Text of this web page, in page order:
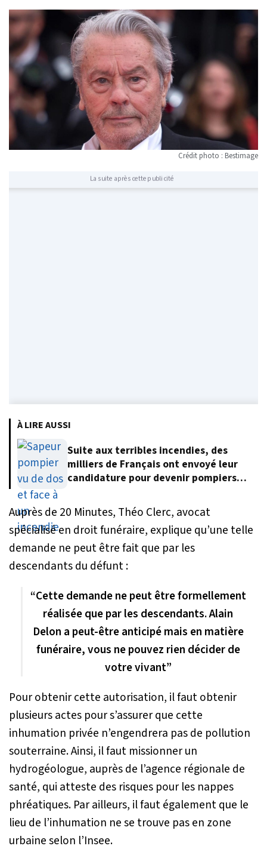
Crédit photo : Bestimage
La suite après cette publicité
À LIRE AUSSI
Suite aux terribles incendies, des
milliers de Français ont envoyé leur
candidature pour devenir pompiers
Auprès de 20 Minutes, Théo Clerc, avocat
spécialisé en droit funéraire, explique qu’une telle
demande ne peut être fait que par les
descendants du défunt :
“Cette demande ne peut être formellement
réalisée que par les descendants. Alain
Delon a peut-être anticipé mais en matière
funéraire, vous ne pouvez rien décider de
votre vivant”
Pour obtenir cette autorisation, il faut obtenir
plusieurs actes pour s’assurer que cette
inhumation privée n’engendrera pas de pollution
souterraine. Ainsi, il faut missionner un
hydrogéologue, auprès de l’agence régionale de
santé, qui atteste des risques pour les nappes
phréatiques. Par ailleurs, il faut également que le
lieu de l’inhumation ne se trouve pas en zone
urbaine selon l’Insee.